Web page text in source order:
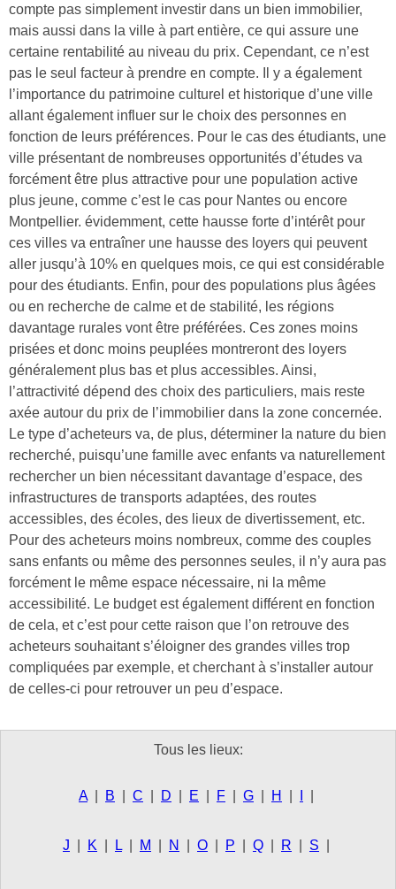
compte pas simplement investir dans un bien immobilier,
mais aussi dans la ville à part entière, ce qui assure une
certaine rentabilité au niveau du prix. Cependant, ce n’est
pas le seul facteur à prendre en compte. Il y a également
l’importance du patrimoine culturel et historique d’une ville
allant également influer sur le choix des personnes en
fonction de leurs préférences. Pour le cas des étudiants, une
ville présentant de nombreuses opportunités d’études va
forcément être plus attractive pour une population active
plus jeune, comme c’est le cas pour Nantes ou encore
Montpellier. évidemment, cette hausse forte d’intérêt pour
ces villes va entraîner une hausse des loyers qui peuvent
aller jusqu’à 10% en quelques mois, ce qui est considérable
pour des étudiants. Enfin, pour des populations plus âgées
ou en recherche de calme et de stabilité, les régions
davantage rurales vont être préférées. Ces zones moins
prisées et donc moins peuplées montreront des loyers
généralement plus bas et plus accessibles. Ainsi,
l’attractivité dépend des choix des particuliers, mais reste
axée autour du prix de l’immobilier dans la zone concernée.
Le type d’acheteurs va, de plus, déterminer la nature du bien
recherché, puisqu’une famille avec enfants va naturellement
rechercher un bien nécessitant davantage d’espace, des
infrastructures de transports adaptées, des routes
accessibles, des écoles, des lieux de divertissement, etc.
Pour des acheteurs moins nombreux, comme des couples
sans enfants ou même des personnes seules, il n’y aura pas
forcément le même espace nécessaire, ni la même
accessibilité. Le budget est également différent en fonction
de cela, et c’est pour cette raison que l’on retrouve des
acheteurs souhaitant s’éloigner des grandes villes trop
compliquées par exemple, et cherchant à s’installer autour
de celles-ci pour retrouver un peu d’espace.
Tous les lieux:
A B C D E F G H
J K L M N O P Q R S